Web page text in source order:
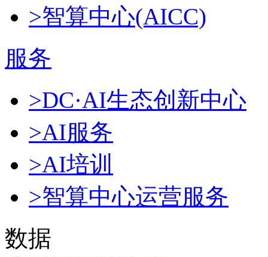
>智算中心(AICC)
服务
>DC·AI生态创新中心
>AI服务
>AI培训
>智算中心运营服务
数据